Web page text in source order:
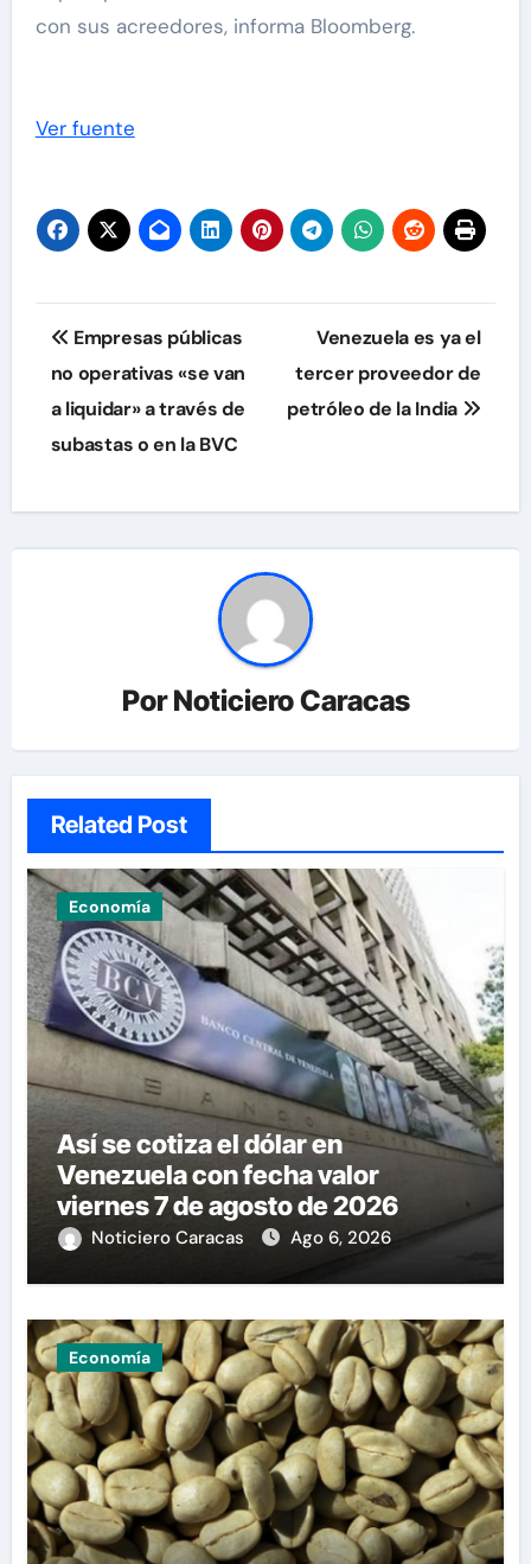
con sus acreedores, informa Bloomberg.
Ver fuente
Navegación
de
entradas
Empresas públicas
no operativas «se van
a liquidar» a través de
subastas o en la BVC
Venezuela es ya el
tercer proveedor de
petróleo de la India
PorNoticiero Caracas
Related Post
Economía
Así se cotiza el dólar en
Venezuela con fecha valor
viernes 7 de agosto de 2026
Noticiero Caracas Ago 6, 2026
Economía